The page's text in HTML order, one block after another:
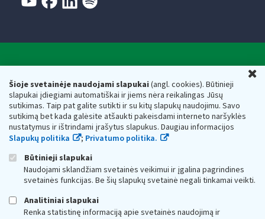
Šioje svetainėje naudojami slapukai(angl. cookies). Būtinieji
slapukai įdiegiami automatiškai ir jiems nėra reikalingas Jūsų
sutikimas. Taip pat galite sutikti ir su kitų slapukų naudojimu. Savo
sutikimą bet kada galėsite atšaukti pakeisdami interneto naršyklės
nustatymus ir ištrindami įrašytus slapukus. Daugiau informacijos
Slapukų politika
; Privatumo politika.
Būtinieji slapukai
Naudojami sklandžiam svetainės veikimui ir įgalina pagrindines
svetainės funkcijas. Be šių slapukų svetainė negali tinkamai veikti.
Analitiniai slapukai
Renka statistinę informaciją apie svetainės naudojimą ir
Respublikos finansų ministerijos
Biudžetinė įstaiga. Juridinio asmens kodas — 188659752,
adresas: Vasario 16-osios g. 14, 01107 Vilnius, Lietuva, el.paštas:
vmi@vmi.lt, E. pristatymo dėžutės adresas 188659752
Duomenys apie Valstybinę mokesčių inspekciją prie Lietuvos
Respublikos finansų ministerijos kaupiami ir saugomi Juridinių